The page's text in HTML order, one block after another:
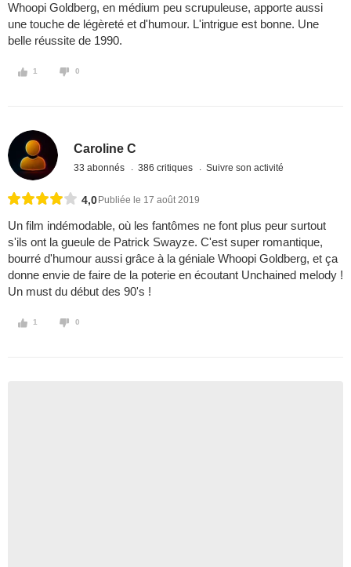
Whoopi Goldberg, en médium peu scrupuleuse, apporte aussi
une touche de légèreté et d'humour. L'intrigue est bonne. Une
belle réussite de 1990.
1 0
Caroline C
33 abonnés 386 critiques Suivre son activité
4,0 Publiée le 17 août 2019
Un film indémodable, où les fantômes ne font plus peur surtout
s'ils ont la gueule de Patrick Swayze. C'est super romantique,
bourré d'humour aussi grâce à la géniale Whoopi Goldberg, et ça
donne envie de faire de la poterie en écoutant Unchained melody !
Un must du début des 90's !
1 0